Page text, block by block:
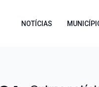
NOTÍCIAS